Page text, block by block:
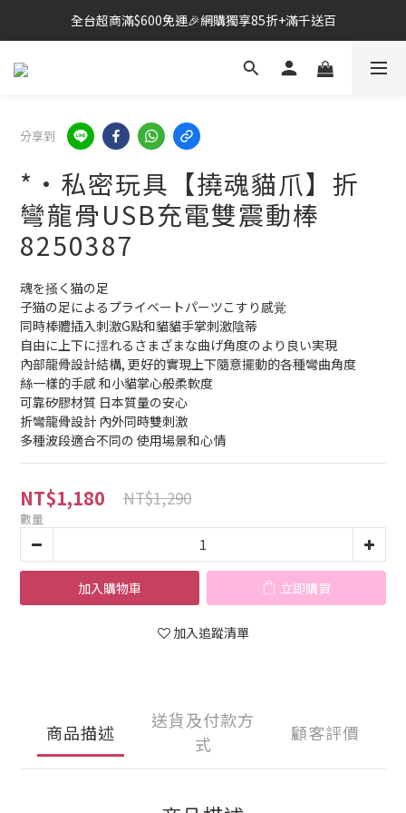
🔗點我跳轉進入👉台灣No2情趣用品商城
全台超商滿$600免運🎉網購獨享85折+滿千送百
雙北桃園新竹🛵24H即刻外送到府+全省快速到貨
分享到
*•私密玩具【撓魂貓爪】折
彎龍骨USB充電雙震動棒
8250387
魂を掻く猫の足
子猫の足によるプライベートパーツこすり感覚
同時棒體插入刺激G點和貓貓手掌刺激陰蒂
自由に上下に揺れるさまざまな曲げ角度のより良い実現
內部龍骨設計結構, 更好的實現上下隨意擺動的各種彎曲角度
絲一樣的手感 和小貓掌心般柔軟度
可靠矽膠材質 日本質量の安心
折彎龍骨設計 內外同時雙刺激
多種波段適合不同の 使用場景和心情
NT$1,180 NT$1,290
數量
加入購物車 立即購買
加入追蹤清單
商品描述
送貨及付款方
式
顧客評價